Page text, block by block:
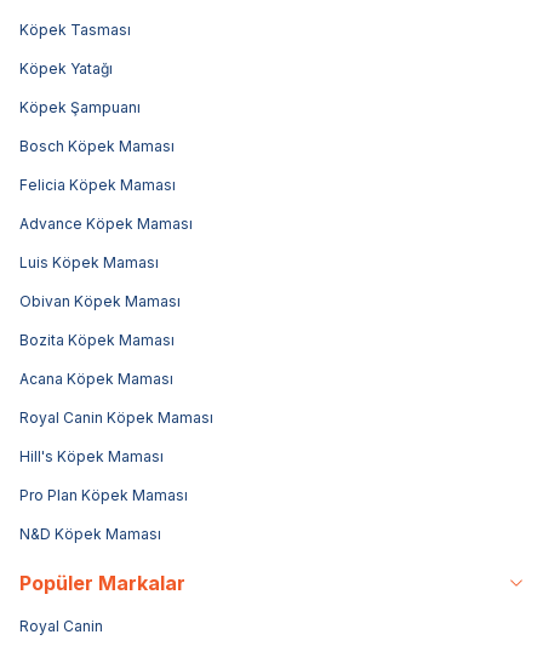
Köpek Tasması
Köpek Yatağı
Köpek Şampuanı
Bosch Köpek Maması
Felicia Köpek Maması
Advance Köpek Maması
Luis Köpek Maması
Obivan Köpek Maması
Bozita Köpek Maması
Acana Köpek Maması
Royal Canin Köpek Maması
Hill's Köpek Maması
Pro Plan Köpek Maması
N&D Köpek Maması
Popüler Markalar
Royal Canin